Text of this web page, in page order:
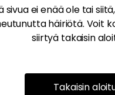
sivua ei enää ole tai
häiriötä. Voit
siirtyä takaisin
Takaisin